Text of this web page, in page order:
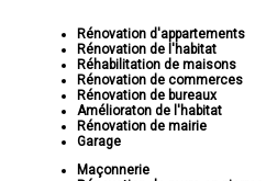
Rénovation d'appartements
Rénovation de l'habitat
Réhabilitation de maisons
Rénovation de commerces
Rénovation de bureaux
Amélioraton de l'habitat
Rénovation de mairie
Garage
Maçonnerie